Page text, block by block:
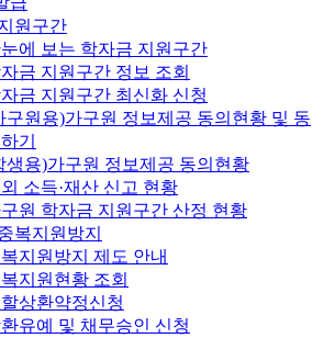
원구간
에 보는 학자금 지원구간
금 지원구간 정보 조회
금 지원구간 최신화 신청
구원용)가구원 정보제공 동의현황 및 동
기
생용)가구원 정보제공 동의현황
소득·재산 신고 현황
원 학자금 지원구간 산정 현황
복지원방지
지원방지 제도 안내
지원현황 조회
상환약정신청
유예 및 채무승인 신청